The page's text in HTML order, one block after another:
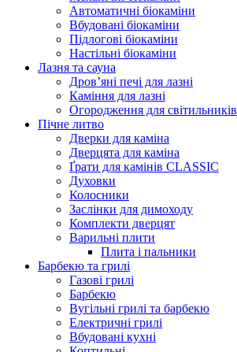
Автоматичні біокаміни
Вбудовані біокаміни
Підлогові біокаміни
Настільні біокаміни
Лазня та сауна
Дров’яні печі для лазні
Каміння для лазні
Огородження для світильників
Пічне литво
Дверки для каміна
Дверцята для каміна
Ґрати для камінів CLASSIC
Духовки
Колосники
Заслінки для димоходу
Комплекти дверцят
Варильні плити
Плита і пальники
Барбекю та грилі
Газові грилі
Барбекю
Вугільні грилі та барбекю
Електричні грилі
Вбудовані кухні